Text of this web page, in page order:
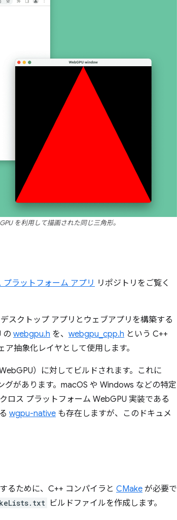
を利用して描画された同じ三角形。
プラットフォーム アプリ リポジトリをご覧く
スクトップ アプリとウェブアプリを構築する
の webgpu.h を、 webgpu_cpp.h という C++
抽象化レイヤとして使用します。
）に対してビルドされます。これに
があります。macOS や Windows などの特定
ロス プラットフォーム WebGPU 実装である
wgpu-native も存在しますが、このドキュメ
るために、C++ コンパイラと CMake が必要で
ビルドファイルを作成します。